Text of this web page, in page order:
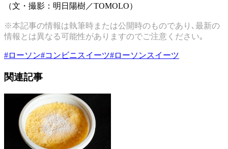
（文・撮影：明日陽樹／TOMOLO）
※本記事の情報は執筆時または公開時のものであり､最新の
情報とは異なる可能性がありますのでご注意ください｡
#ローソン#コンビニスイーツ#ローソンスイーツ
関連記事